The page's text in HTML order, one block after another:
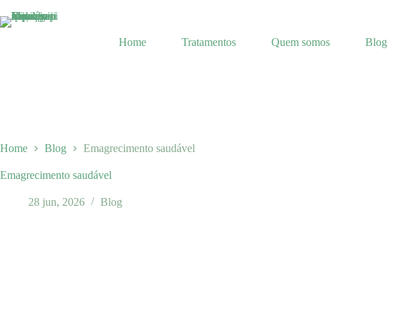
para
o
Home Tratamentos Quem somos Blog
Home Blog Emagrecimento saudável
Emagrecimento saudável
28 jun, 2026 Blog